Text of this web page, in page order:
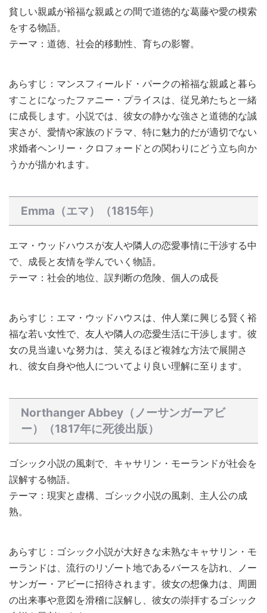
貧しい親戚が裕福な親戚との間で道徳的な葛藤や愛の模索
をする物語。
テーマ：道徳、社会的移動性、育ちの影響。
あらすじ：マンスフィールド・パークの裕福な親戚と暮ら
すことになったファニー・プライスは、従兄弟たちと一緒
に成長します。小説では、彼女の静かな強さと道徳的な誠
実さが、愛情や家族のドラマ、特に魅力的だが適切でない
求婚者ヘンリー・クロフォードとの関わりにどう立ち向か
うかが描かれます。
Emma（エマ）（1815年）
エマ・ウッドハウスが友人や隣人の恋愛事情に干渉する中
で、成長と友情を学んでいく物語。
テーマ：社会的地位、誤判断の危険、個人の成長
あらすじ：エマ・ウッドハウスは、仲人業に興じる賢く裕
福な若い女性で、友人や隣人の恋愛生活に干渉します。彼
女の見当違いな努力は、笑えるほど複雑な方法で展開さ
れ、彼女自身や他人についてより良い理解に至ります。
Northanger Abbey（ノーサンガーアビ
ー）（1817年に死後出版）
ゴシック小説の風刺で、キャサリン・モーランドが社会を
誤解する物語。
テーマ：現実と虚構、ゴシック小説の風刺、主人公の成
熟。
あらすじ：ゴシック小説が大好きな未熟なキャサリン・モ
ーランドは、流行のリゾート地であるバースを訪れ、ノー
サンガー・アビーに招待されます。彼女の想像力は、周囲
の出来事や意図を滑稽に誤解し、彼女の崇拝するゴシック